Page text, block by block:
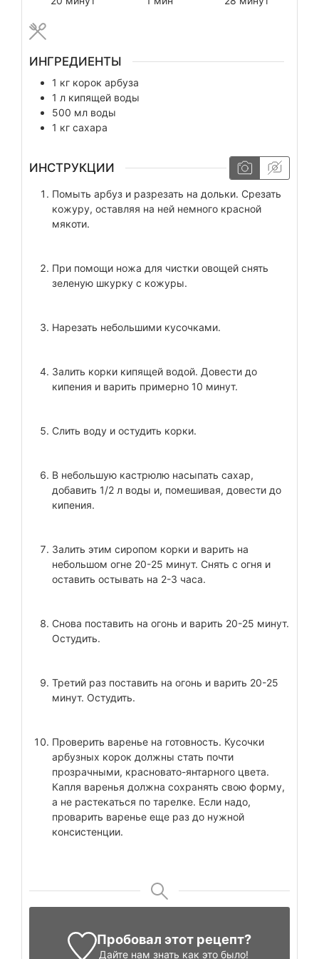
ИНГРЕДИЕНТЫ
1 кг корок арбуза
1 л кипящей воды
500 мл воды
1 кг сахара
ИНСТРУКЦИИ
Помыть арбуз и разрезать на дольки. Срезать
кожуру, оставляя на ней немного красной
мякоти.
При помощи ножа для чистки овощей снять
зеленую шкурку с кожуры.
Нарезать небольшими кусочками.
Залить корки кипящей водой. Довести до
кипения и варить примерно 10 минут.
Слить воду и остудить корки.
В небольшую кастрюлю насыпать сахар,
добавить 1/2 л воды и, помешивая, довести до
кипения.
Залить этим сиропом корки и варить на
небольшом огне 20-25 минут. Снять с огня и
оставить остывать на 2-3 часа.
Снова поставить на огонь и варить 20-25 минут.
Остудить.
Третий раз поставить на огонь и варить 20-25
минут. Остудить.
Проверить варенье на готовность. Кусочки
арбузных корок должны стать почти
прозрачными, красновато-янтарного цвета.
Капля варенья должна сохранять свою форму,
а не растекаться по тарелке. Если надо,
проварить варенье еще раз до нужной
консистенции.
Пробовал этот рецепт?
Дайте нам знать как это было!